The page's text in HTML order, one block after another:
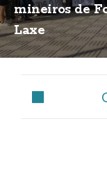
mineiros de
Laxe